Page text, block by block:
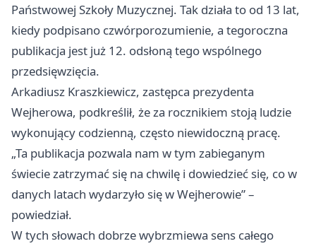
Państwowej Szkoły Muzycznej. Tak działa to od 13 lat,
kiedy podpisano czwórporozumienie, a tegoroczna
publikacja jest już 12. odsłoną tego wspólnego
przedsięwzięcia.
Arkadiusz Kraszkiewicz, zastępca prezydenta
Wejherowa, podkreślił, że za rocznikiem stoją ludzie
wykonujący codzienną, często niewidoczną pracę.
„Ta publikacja pozwala nam w tym zabieganym
świecie zatrzymać się na chwilę i dowiedzieć się, co w
danych latach wydarzyło się w Wejherowie” –
powiedział.
W tych słowach dobrze wybrzmiewa sens całego